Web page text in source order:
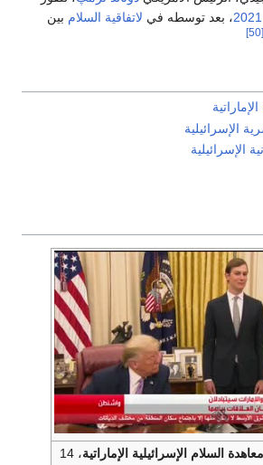
2021، بعد توسطه في لاتفاقية السلام بين
[50]
الإسرائيلية
الإسرائيلية
معاهدة السلام الإسرائيلية الإماراتية، 14